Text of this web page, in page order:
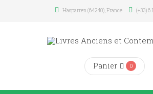
Hasparren (64240), France (+33) 6
Panier 0